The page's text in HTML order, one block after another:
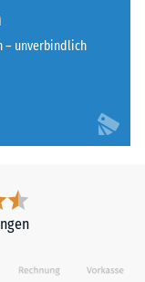
– unverbindlich